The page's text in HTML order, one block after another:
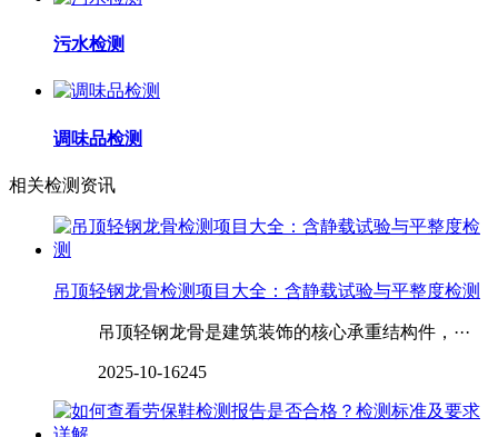
污水检测
调味品检测
相关检测资讯
吊顶轻钢龙骨检测项目大全：含静载试验与平整度检测
吊顶轻钢龙骨是建筑装饰的核心承重结构件，···
2025-10-16245